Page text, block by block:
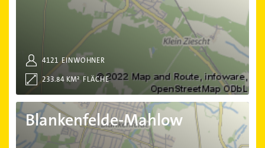
EINWOHNER
4121
FLÄCHE
233.84 KM²
Blankenfelde-Mahlow
Blankenfelde-Mahlow